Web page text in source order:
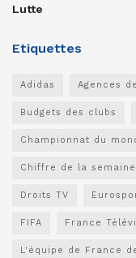
Lutte
Etiquettes
Adidas Agences
Budgets des clubs
Championnat du
Chiffre de la semaine
Droits TV
FIFA France
L'équipe de France